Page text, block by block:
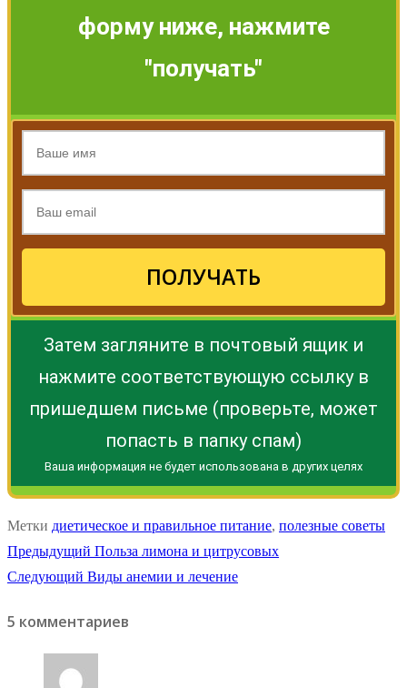
форму ниже, нажмите
"получать"
ПОЛУЧАТЬ
Затем загляните в почтовый ящик и
нажмите соответствующую ссылку в
пришедшем письме (проверьте, может
попасть в папку спам)
Ваша информация не будет использована в других целях
Метки диетическое и правильное питание, полезные советы
Навигация
по
записям
Предыдущий Предыдущая
запись:
Польза лимона и цитрусовых
Следующий Следующая
Виды анемии и лечение
5 комментариев